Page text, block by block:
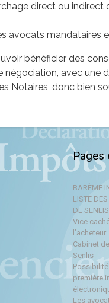
direct ou indirect
avocats mandataires
bénéficier des
négociation, avec une
Notaires, donc bien
Pages
BARÈME
LISTE
DE
Vice
l’acheteur.
Cabinet
Senlis
première
Les